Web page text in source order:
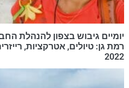
יומיים גיבוש בצפון להנהלת
רמת גן: טיולים, אטרקציות,
2022